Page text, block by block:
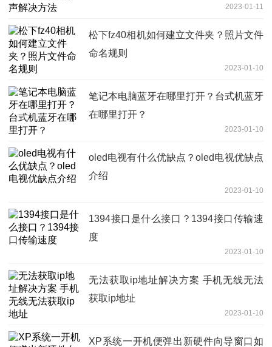
2023-01-11
松下fz40相机如何建立文件夹？照片文件
命名规则
2023-01-10
笔记本电脑蓝牙在哪里打开？台式机蓝牙
在哪里打开？
2023-01-10
oled电视有什么优缺点？oled电视优缺点
介绍
2023-01-10
1394接口是什么接口？1394接口传输速
度
2023-01-10
无法获取ip地址解决方案 手机无线无法
获取ip地址
2023-01-10
XP系统一开机便弹出新硬件向导窗口如